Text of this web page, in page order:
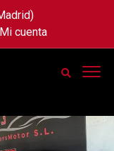
Mi cuenta